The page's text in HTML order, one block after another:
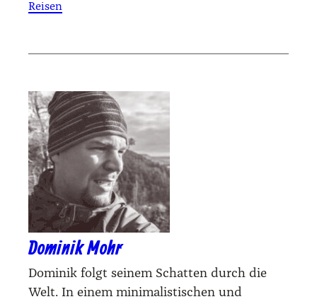
Reisen
Dominik Mohr
Dominik folgt seinem Schatten durch die
Welt. In einem minimalistischen und